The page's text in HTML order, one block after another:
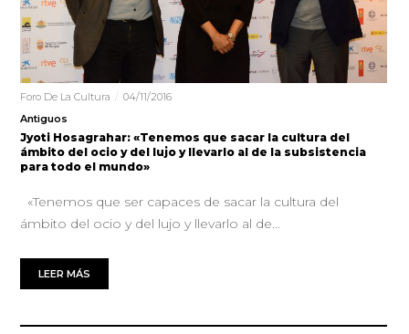
Foro De La Cultura
04/11/2016
Antiguos
Jyoti Hosagrahar: «Tenemos que sacar la cultura del
ámbito del ocio y del lujo y llevarlo al de la subsistencia
para todo el mundo»
«Tenemos que ser capaces de sacar la cultura del
ámbito del ocio y del lujo y llevarlo al de…
LEER MÁS